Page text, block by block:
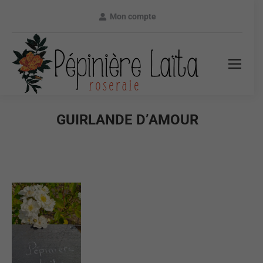
Mon compte
GUIRLANDE D’AMOUR